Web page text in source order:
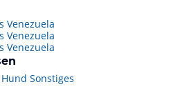
Venezuela
Venezuela
Venezuela
Sonstiges